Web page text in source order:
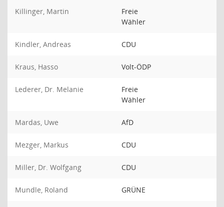
Killinger, Martin
Freie
Wähler
Kindler, Andreas CDU
Kraus, Hasso Volt-ÖDP
Lederer, Dr. Melanie
Freie
Wähler
Mardas, Uwe AfD
Mezger, Markus CDU
Miller, Dr. Wolfgang CDU
Mundle, Roland GRÜNE